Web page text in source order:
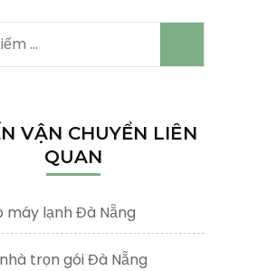
VẬN CHUYỂN LIÊN
QUAN
máy lạnh Đà Nẵng
trọn gói Đà Nẵng